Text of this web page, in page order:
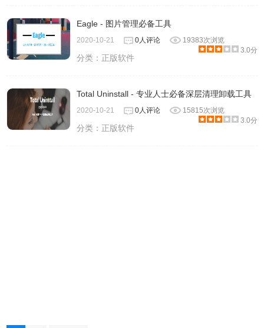
Eagle - 图片管理必备工具
2020-10-21 0人评论
19383次浏览
3.0分
分类： 正版软件
Total Uninstall - 专业人士必备深层清理卸载工具
2020-10-21 0人评论
15815次浏览
3.0分
分类： 正版软件